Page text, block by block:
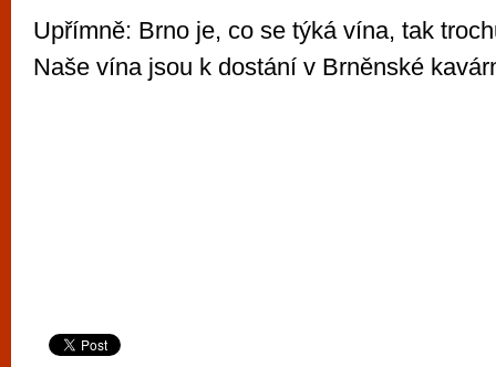
Upřímně: Brno je, co se týká vína, tak
Naše vína jsou k dostání v Brněnské